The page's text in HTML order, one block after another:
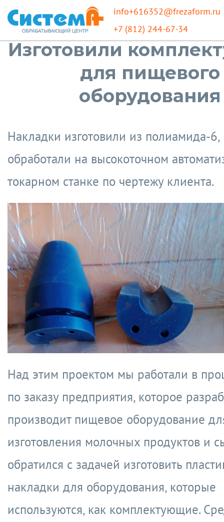
info+616352@frezaform.ru
+7 (812) 244-67-34
Изготовили
для пищевого
оборудования
Накладки изготовили из полиамида-
обработали на высокоточном
токарном станке по чертежу клиента.
Над этим проектом мы работали в
по заказу предприятия, которое
производит пищевое оборудование
изготовления молочных продуктов и
обратился с задачей изготовить
накладки для оборудования, которые
используются, как комплектующие.